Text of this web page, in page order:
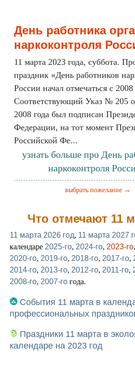
День работника
наркоконтроля
11 марта 2023 года, суббота.
праздник «День работников
России начал отмечаться с 2008
Соответствующий Указ № 205
2008 года был подписан
Федерации, на тот момент
Российской Фе...
узнать больше про День
наркоконтроля
выбрать пожелание →
Что отмечают 11
11 марта 2026 год, 11 марта 2027
календаре 2025-го, 2024-го, 2023-го,
2020-го, 2019-го, 2018-го, 2017-го,
2014-го, 2013-го, 2012-го, 2011-го,
2008-го, 2007-го года.
События 11 марта в
профессиональных
Праздники 11 марта в
календаре на 2023 год